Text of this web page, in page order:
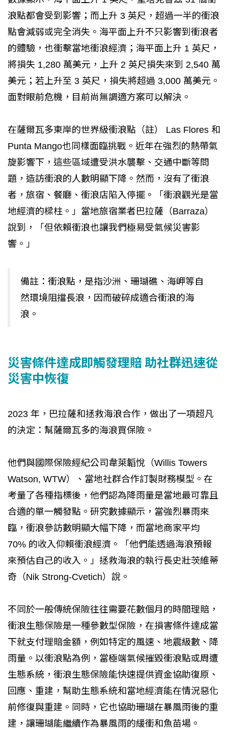
浪點都會受到影響；而上升 3 英尺，超過一半的衝浪
點會減弱或完全消失。海平面上升不只影響到衝浪者
的體驗，也衝擊當地衝浪經濟；海平面上升 1 英尺，
將損失 1,280 萬美元，上升 2 英尺損失來到 2,540 萬
美元；若上升至 3 英尺，損失將超過 3,000 萬美元。
面對眼前危機，目前尚無調適方案可以解決。
在薩爾瓦多東岸的世界級衝浪點（註） Las Flores 和
Punta Mango也同樣面臨挑戰。近年在強烈的熱帶氣
旋影響下，這些區域遭受洪水襲擊、交通中斷等問
題，造訪衝浪的人數明顯下降。然而，沒有了衝浪
者，旅宿、餐廳、衝浪店陷入停擺。「衝浪觀光是當
地經濟的樑柱。」當地旅宿業者巴拉薩（Barraza）
說到，「但依賴衝浪也讓我們極易受氣候災害影
響。」
備註：衝浪點，是指沙洲、珊瑚礁、海岬等自
然環境阻擋長浪，因而破碎成適合衝浪的海
浪。
災害條件達成即觸發理賠 助社群迅速從
災害中恢復
2023 年，巴拉薩和拯救海浪合作，做出了一項超凡
的決定：幫薩爾瓦多的海浪買保險。
他們與國際保險經紀公司韋萊韜悅（Willis Towers
Watson, WTW）、當地社群合作訂製財務模型。在
考量了各種指標後，他們認為降雨量是當地最可靠且
合適的單一觸發點。研究數據顯示，當強烈暴雨來
臨，衝浪參訪數明顯大幅下降，而當地商家平均
70% 的收入仰賴衝浪經濟。「他們能透過海浪預報
來預估自己的收入。」拯救海浪的執行長史壯茨維蒂
奇（Nik Strong-Cvetich）說。
不同於一般傳統保險往往需要花數個月的時間理賠，
衝浪生態保險是一種參數型保險，在損害條件達成當
下就支付理賠金額，例如特定的風速、地震級數、降
雨量。以衝浪點為例，當極端氣候摧毀衝浪點或周遭
生態系統，衝浪生態保險能快速提供資金協助復原、
回應、重建，幫助生態系統和當地經濟能在情況惡化
前修復與重建。同時，它也協助珊瑚在暴風雨後的重
建，讓珊瑚能繼續作為暴風雨的緩衝和魚苗場。